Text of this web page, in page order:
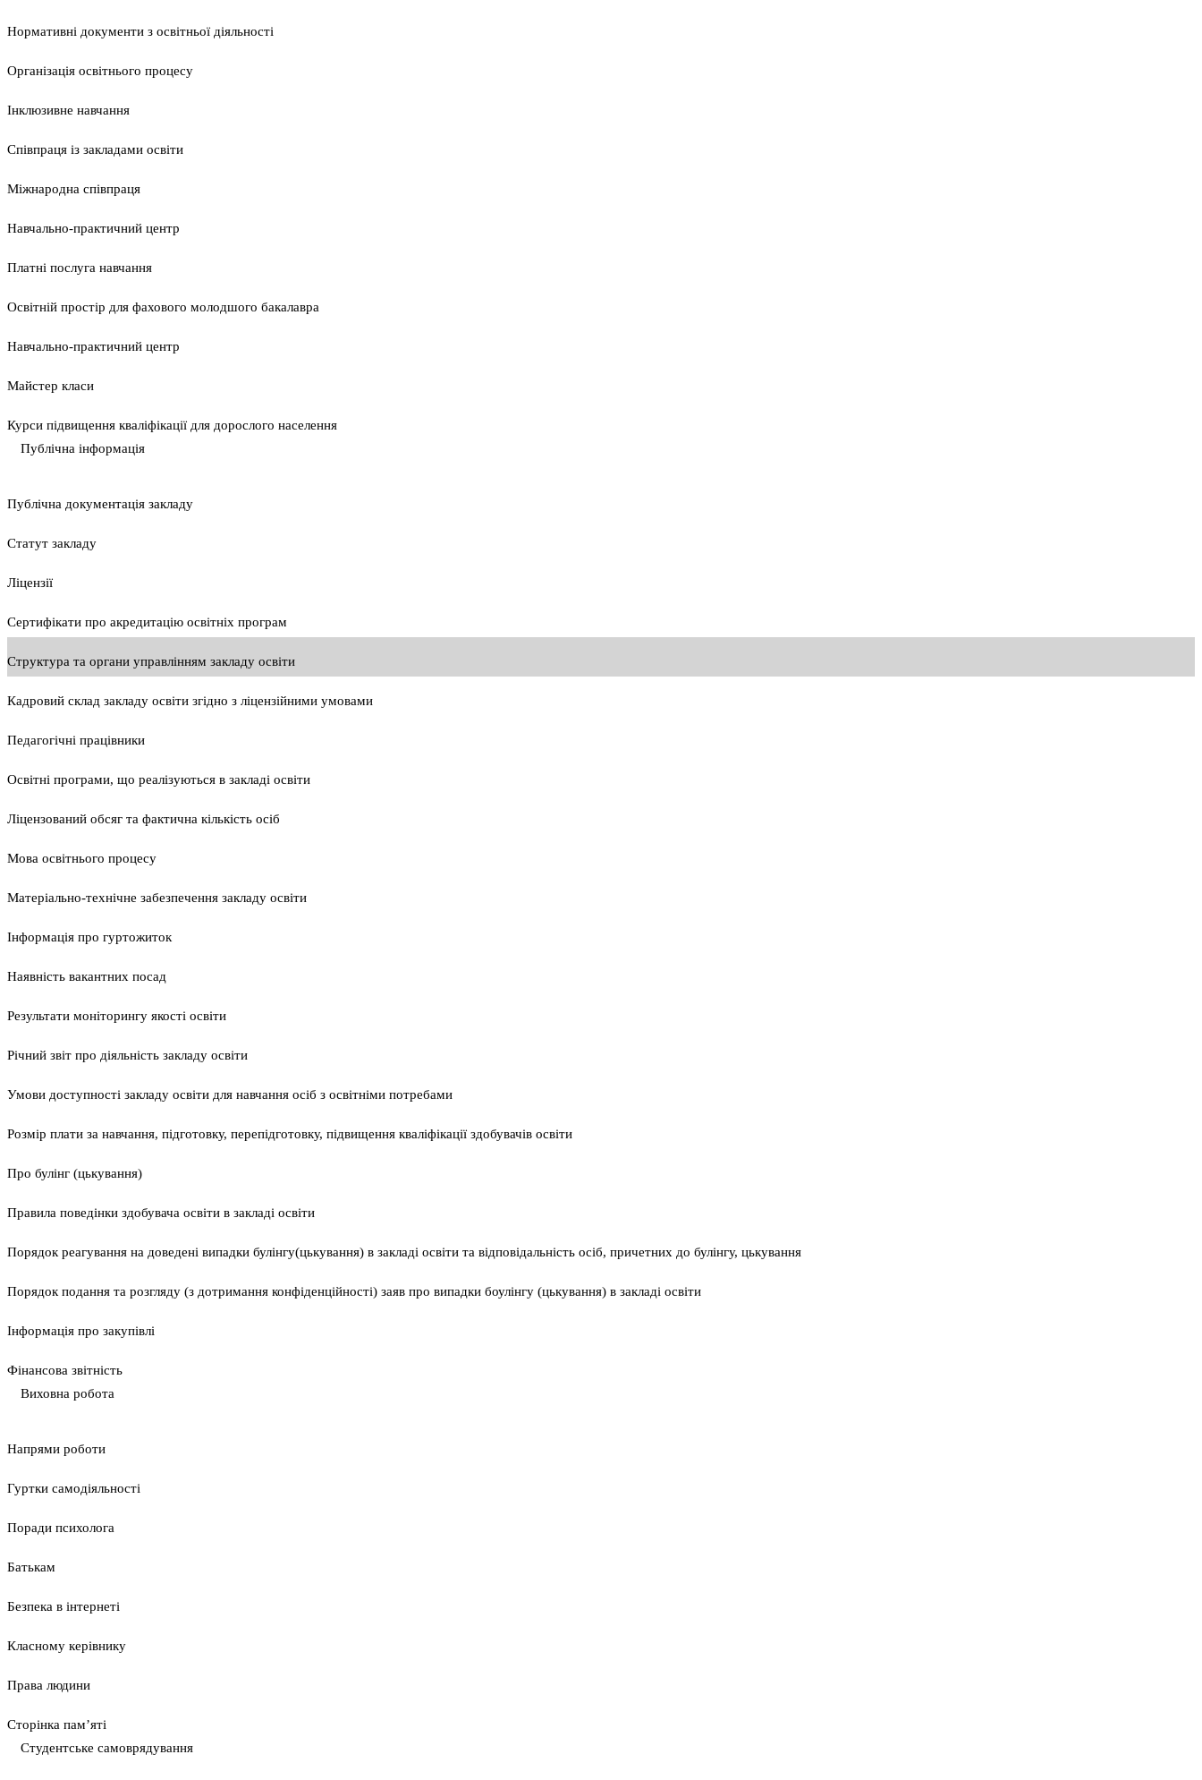
Нормативні документи з освітньої діяльності
Організація освітнього процесу
Інклюзивне навчання
Співпраця із закладами освіти
Міжнародна співпраця
Навчально-практичний центр
Платні послуга навчання
Освітній простір для фахового молодшого бакалавра
Навчально-практичний центр
Майстер класи
Курси підвищення кваліфікації для дорослого населення
Публічна інформація
Публічна документація закладу
Статут закладу
Ліцензії
Сертифікати про акредитацію освітніх програм
Структура та органи управлінням закладу освіти
Кадровий склад закладу освіти згідно з ліцензійними умовами
Педагогічні працівники
Освітні програми, що реалізуються в закладі освіти
Ліцензований обсяг та фактична кількість осіб
Мова освітнього процесу
Матеріально-технічне забезпечення закладу освіти
Інформація про гуртожиток
Наявність вакантних посад
Результати моніторингу якості освіти
Річний звіт про діяльність закладу освіти
Умови доступності закладу освіти для навчання осіб з освітніми потребами
Розмір плати за навчання, підготовку, перепідготовку, підвищення кваліфікації здобувачів освіти
Про булінг (цькування)
Правила поведінки здобувача освіти в закладі освіти
Порядок реагування на доведені випадки булінгу(цькування) в закладі освіти та відповідальність осіб, причетних до булінгу, цькування
Порядок подання та розгляду (з дотримання конфіденційності) заяв про випадки боулінгу (цькування) в закладі освіти
Інформація про закупівлі
Фінансова звітність
Виховна робота
Напрями роботи
Гуртки самодіяльності
Поради психолога
Батькам
Безпека в інтернеті
Класному керівнику
Права людини
Сторінка пам’яті
Студентське самоврядування